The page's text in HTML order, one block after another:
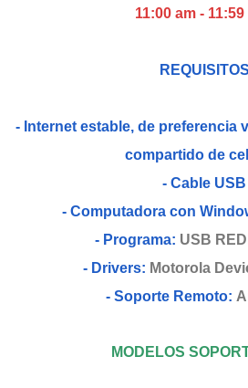
11:00 am -
REQUISITOS
- Internet estable, de preferencia
compartido de
- Cable USB
- Computadora con
- Programa: USB
- Drivers: Motorola
- Soporte Remoto:
MODELOS